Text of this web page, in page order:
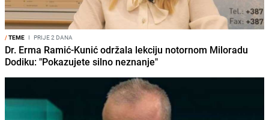
/TEME I PRIJE 2 DANA
Dr. Erma Ramić-Kunić održala lekciju notornom Miloradu
Dodiku: "Pokazujete silno neznanje"